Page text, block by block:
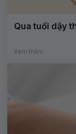
Qua tuổi dậy
Xem thêm